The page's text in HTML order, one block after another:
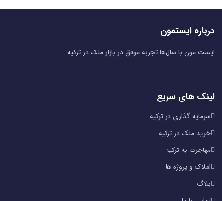
درباره ایستمون
ایست مون با سال‌ها تجربه موفق در بازار ملک در ترکیه
لینک های سریع
سرمایه گذاری در ترکیه
خرید ملک در ترکیه
مهاجرت به ترکیه
املاک و پروژه ها
بلاگ